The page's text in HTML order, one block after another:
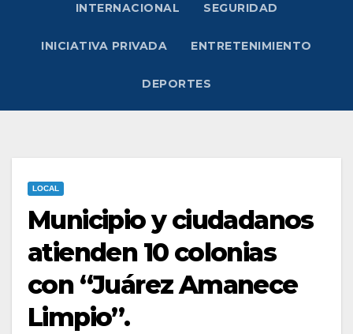
INTERNACIONAL SEGURIDAD
INICIATIVA PRIVADA ENTRETENIMIENTO
DEPORTES
LOCAL
Municipio y ciudadanos
atienden 10 colonias
con “Juárez Amanece
Limpio”.